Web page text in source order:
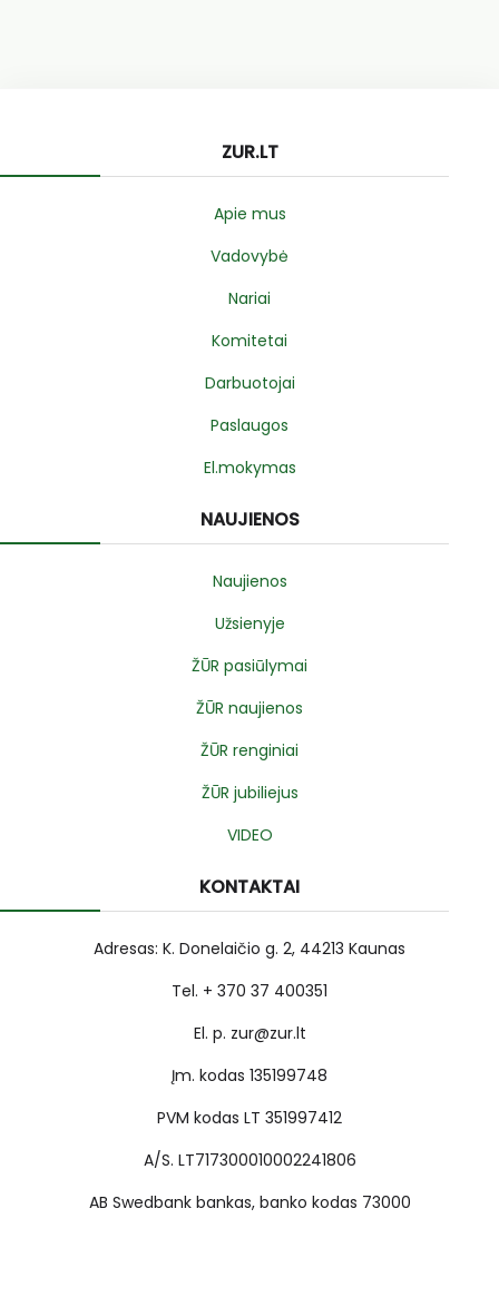
ZUR.LT
Apie mus
Vadovybė
Nariai
Komitetai
Darbuotojai
Paslaugos
El.mokymas
NAUJIENOS
Naujienos
Užsienyje
ŽŪR pasiūlymai
ŽŪR naujienos
ŽŪR renginiai
ŽŪR jubiliejus
VIDEO
KONTAKTAI
Adresas: K. Donelaičio g. 2, 44213 Kaunas
Tel. + 370 37 400351
El. p. zur@zur.lt
Įm. kodas 135199748
PVM kodas LT 351997412
A/S. LT717300010002241806
AB Swedbank bankas, banko kodas 73000